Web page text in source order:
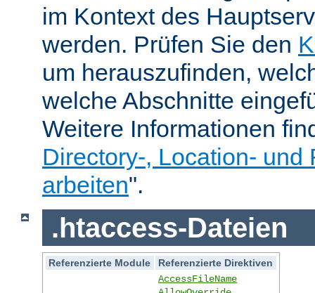
im Kontext des
werden. Prüfen Sie den
um herauszufinden,
welche Abschnitte
Weitere Informationen
Directory-, Location- und
arbeiten".
.htaccess-Dateien
Referenzierte Module
Referenzierte Direktiven
AccessFileName